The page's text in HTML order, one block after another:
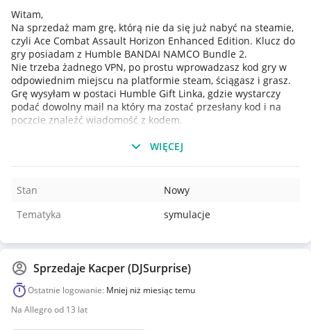
Witam,
Na sprzedaż mam grę, którą nie da się już nabyć na steamie,
czyli Ace Combat Assault Horizon Enhanced Edition. Klucz do
gry posiadam z Humble BANDAI NAMCO Bundle 2.
Nie trzeba żadnego VPN, po prostu wprowadzasz kod gry w
odpowiednim miejscu na platformie steam, ściągasz i grasz.
Grę wysyłam w postaci Humble Gift Linka, gdzie wystarczy
podać dowolny mail na który ma zostać przesłany kod i na
poczcie znaleźć wiadomość z kodem.
po wpłynięciu środków na konto.WIĘCEJ
Stan
Nowy
Tematyka
symulacje
Sprzedaje Kacper (DJSurprise)
Ostatnie logowanie: Mniej niż miesiąc temu
Na Allegro od 13 lat